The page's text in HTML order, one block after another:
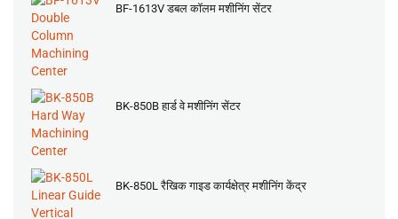
BF-1613V डबल कॉलम मशीनिंग सेंटर
BK-850B हार्ड वे मशीनिंग सेंटर
BK-850L रैखिक गाइड कार्यक्षेत्र मशीनिंग केंद्र